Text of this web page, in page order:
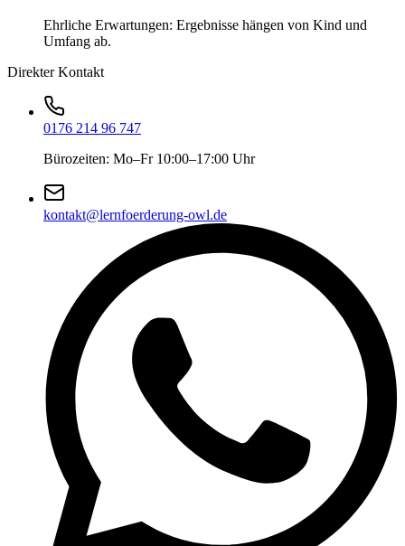
Ehrliche Erwartungen: Ergebnisse hängen von Kind und
Umfang ab.
Direkter Kontakt
0176 214 96 747
Bürozeiten: Mo–Fr 10:00–17:00 Uhr
kontakt@lernfoerderung-owl.de